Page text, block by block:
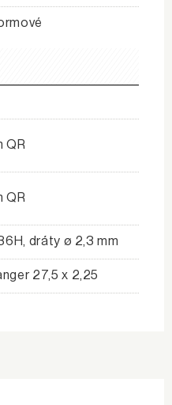
QR
QR
dráty ø 2,3 mm
27,5 x 2,25